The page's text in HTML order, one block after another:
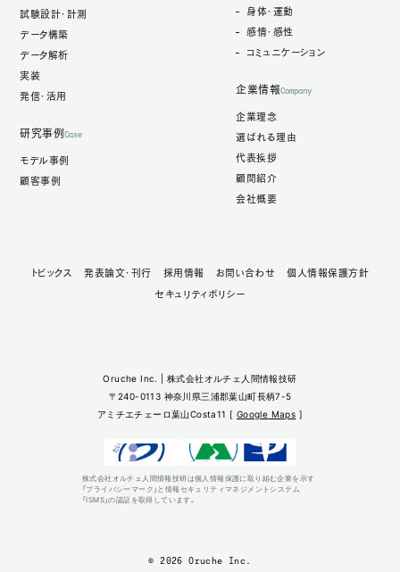
Oruche Inc. | 株式会社オルチェ人間情報技研
〒240-0113 神奈川県三浦郡葉山町長柄7-5
アミチエチェーロ葉山Costa11 [ Google Maps ]
株式会社オルチェ人間情報技研は個人情報保護に取り組む企業を示す
「プライバシーマーク」と情報セキュリティマネジメントシステム
「ISMS」の認証を取得しています。
試験設計・計測
データ構築
データ解析
実装
発信・活用
研究事例Case
モデル事例
顧客事例
身体・運動
感情・感性
コミュニケーション
企業情報Company
企業理念
選ばれる理由
代表挨拶
顧問紹介
会社概要
トピックス 発表論文・刊行 採用情報 お問い合わせ 個人情報保護方針
セキュリティポリシー
© 2026 Oruche Inc.